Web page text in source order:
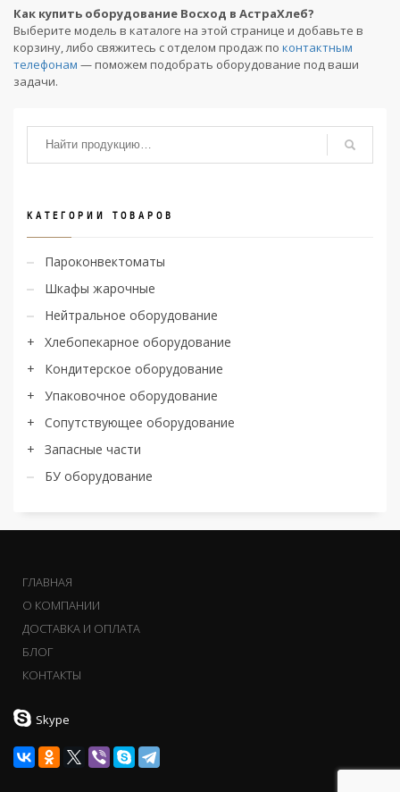
Как купить оборудование Восход в АстраХлеб?
Выберите модель в каталоге на этой странице и добавьте в
корзину, либо свяжитесь с отделом продаж по контактным
телефонам — поможем подобрать оборудование под ваши
задачи.
КАТЕГОРИИ ТОВАРОВ
Пароконвектоматы
Шкафы жарочные
Нейтральное оборудование
Хлебопекарное оборудование
Кондитерское оборудование
Упаковочное оборудование
Сопутствующее оборудование
Запасные части
БУ оборудование
ГЛАВНАЯ
О КОМПАНИИ
ДОСТАВКА И ОПЛАТА
БЛОГ
КОНТАКТЫ
Skype